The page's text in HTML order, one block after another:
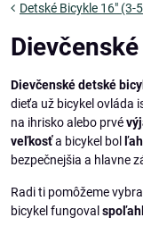
Detské Bicykle 16" (3-
Dievčenské detské
dieťa už bicykel ovláda
na ihrisko alebo prvé
veľkosťa bicykel bol
bezpečnejšia a hlavne
Radi ti pomôžeme
bicykel fungoval